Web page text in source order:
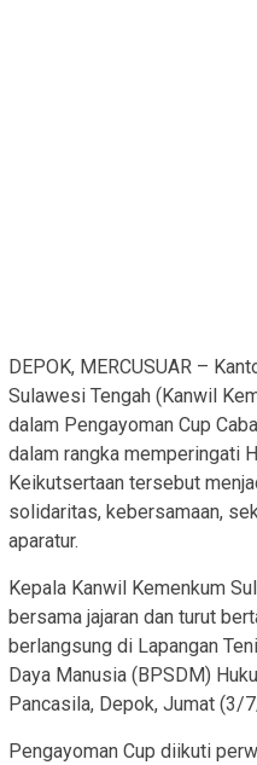
DEPOK, MERCUSUAR –
Sulawesi Tengah (Kanwil
dalam Pengayoman Cup
dalam rangka memperingati
Keikutsertaan tersebut
solidaritas, kebersamaan,
aparatur.
Kepala Kanwil Kemenkum
bersama jajaran dan turut
berlangsung di Lapangan
Daya Manusia (BPSDM)
Pancasila, Depok, Jumat (3/
Pengayoman Cup diikuti